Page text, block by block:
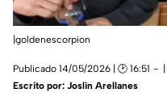
|goldenescorpion
Publicado 14/05/2026 | 🕑 16:51
Escrito por: Joslin Arellanes